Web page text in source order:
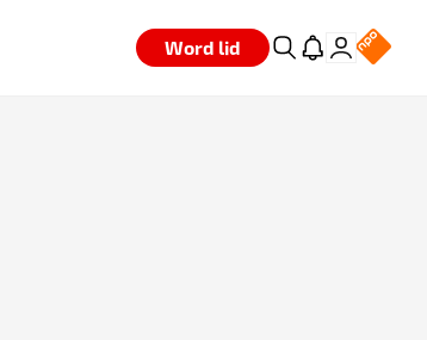
Word lid